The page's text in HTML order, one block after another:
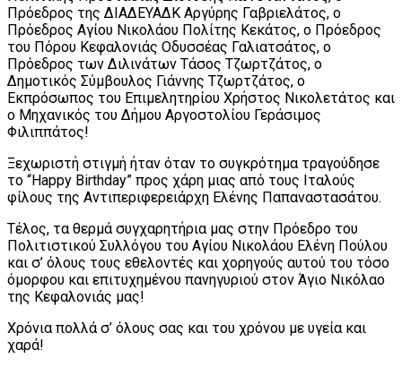
Πρόεδρος της ΔΙΑΔΕΥΑΔΚ Αργύρης Γαβριελάτος, ο
Πρόεδρος Αγίου Νικολάου Πολίτης Κεκάτος, ο Πρόεδρος
του Πόρου Κεφαλονιάς Οδυσσέας Γαλιατσάτος, ο
Πρόεδρος των Διλινάτων Τάσος Τζωρτζάτος, ο
Δημοτικός Σύμβουλος Γιάννης Τζωρτζάτος, ο
Εκπρόσωπος του Επιμελητηρίου Χρήστος Νικολετάτος και
ο Μηχανικός του Δήμου Αργοστολίου Γεράσιμος
Φιλιππάτος!
Ξεχωριστή στιγμή ήταν όταν το συγκρότημα τραγούδησε
το “Happy Birthday” προς χάρη μιας από τους Ιταλούς
φίλους της Αντιπεριφερειάρχη Ελένης Παπαναστασάτου.
Τέλος, τα θερμά συγχαρητήρια μας στην Πρόεδρο του
Πολιτιστικού Συλλόγου του Αγίου Νικολάου Ελένη Πούλου
και σ’ όλους τους εθελοντές και χορηγούς αυτού του τόσο
όμορφου και επιτυχημένου πανηγυριού στον Άγιο Νικόλαο
της Κεφαλονιάς μας!
Χρόνια πολλά σ’ όλους σας και του χρόνου με υγεία και
χαρά!